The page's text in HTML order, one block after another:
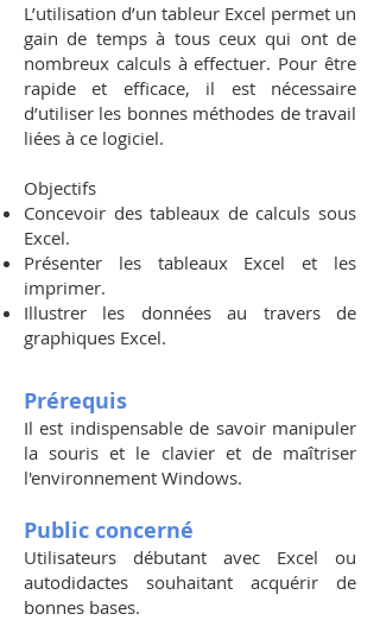
L’utilisation d’un tableur Excel permet un
gain de temps à tous ceux qui ont de
nombreux calculs à effectuer. Pour être
rapide et efficace, il est nécessaire
d’utiliser les bonnes méthodes de travail
liées à ce logiciel.
Objectifs
Concevoir des tableaux de calculs sous
Excel.
Présenter les tableaux Excel et les
imprimer.
Illustrer les données au travers de
graphiques Excel.
Prérequis
Il est indispensable de savoir manipuler
la souris et le clavier et de maîtriser
l'environnement Windows.
Public concerné
Utilisateurs débutant avec Excel ou
autodidactes souhaitant acquérir de
bonnes bases.